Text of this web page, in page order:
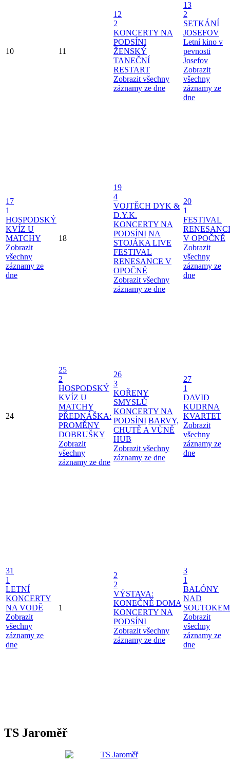
10 11
12
2
KONCERTY NA
PODSÍNI
ŽENSKÝ
TANEČNÍ
RESTART
Zobrazit všechny
záznamy ze dne
13
2
SETKÁNÍ
JOSEFOV
Letní kino v
pevnosti
Josefov
Zobrazit
všechny
záznamy ze
dne
17
1
HOSPODSKÝ
KVÍZ U
MATCHY
Zobrazit
všechny
záznamy ze
dne
18
19
4
VOJTĚCH DYK &
D.Y.K.
KONCERTY NA
PODSÍNI NA
STOJÁKA LIVE
FESTIVAL
RENESANCE V
OPOČNĚ
Zobrazit všechny
záznamy ze dne
20
1
FESTIVAL
V OPOČNĚ
Zobrazit
všechny
záznamy ze
dne
24
25
2
HOSPODSKÝ
KVÍZ U
MATCHY
PŘEDNÁŠKA:
PROMĚNY
DOBRUŠKY
Zobrazit
všechny
záznamy ze dne
26
3
KOŘENY
SMYSLŮ
KONCERTY NA
PODSÍNI BARVY,
CHUTĚ A VŮNĚ
HUB
Zobrazit všechny
záznamy ze dne
27
1
DAVID
KUDRNA
KVARTET
Zobrazit
všechny
záznamy ze
dne
31
1
LETNÍ
KONCERTY
NA VODĚ
Zobrazit
všechny
záznamy ze
dne
1
2
2
VÝSTAVA:
KONEČNĚ DOMA
KONCERTY NA
PODSÍNI
Zobrazit všechny
záznamy ze dne
3
1
BALÓNY
NAD
SOUTOKEM
Zobrazit
všechny
záznamy ze
dne
TS Jaroměř